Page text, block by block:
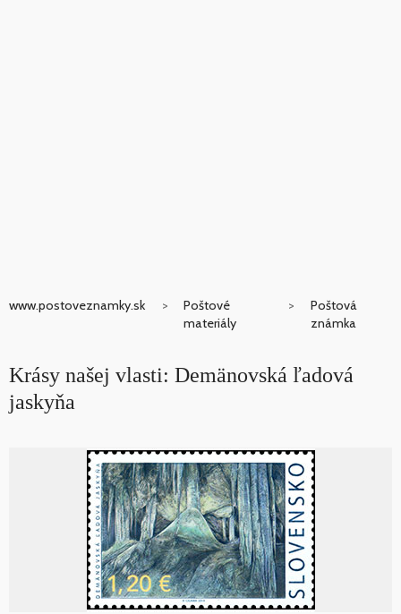
www.postoveznamky.sk
Poštové
materiály
Poštová
známka
Krásy našej vlasti: Demänovská ľadová
jaskyňa